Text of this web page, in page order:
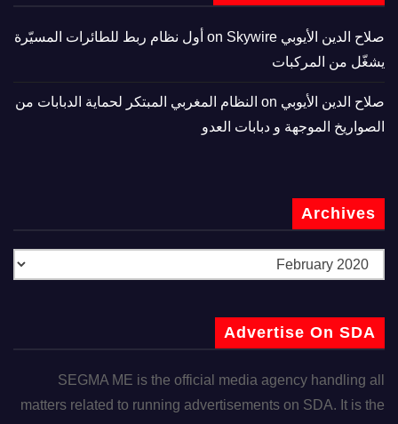
صلاح الدين الأيوبي
Skywire أول نظام ربط للطائرات المسيّرة
يشغّل من المركبات
صلاح الدين الأيوبي
النظام المغربي المبتكر لحماية الدبابات من
الصواريخ الموجهة و دبابات العدو
Archives
Advertise On SDA
SEGMA ME is the official media agency handling all
matters related to running advertisements on SDA. It is the